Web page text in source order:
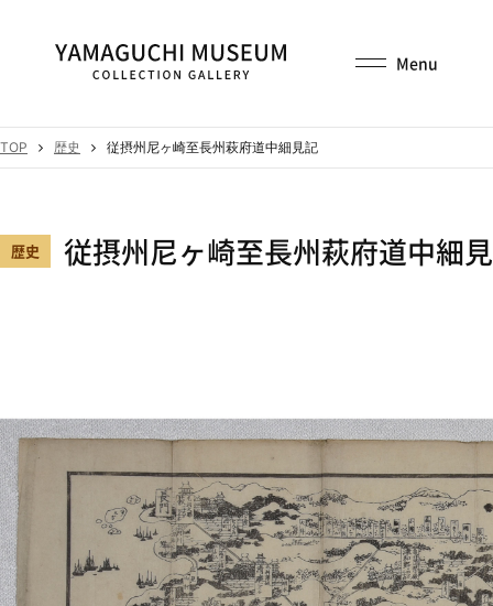
TOP 歴史 従摂州尼ヶ崎至長州萩府道中細見記
歴史 従摂州尼ヶ崎至長州萩府道中細